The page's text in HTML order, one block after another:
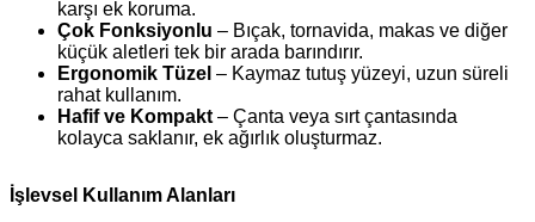
karşı ek koruma.
Çok Fonksiyonlu – Bıçak, tornavida, makas ve diğer
küçük aletleri tek bir arada barındırır.
Ergonomik Tüzel – Kaymaz tutuş yüzeyi, uzun süreli
rahat kullanım.
Hafif ve Kompakt – Çanta veya sırt çantasında
kolayca saklanır, ek ağırlık oluşturmaz.
İşlevsel Kullanım Alanları